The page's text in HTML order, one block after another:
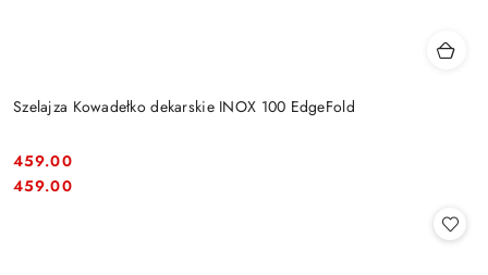
Szelajza Kowadełko dekarskie INOX 100 EdgeFold
Cena:
459.00
Cena:
459.00